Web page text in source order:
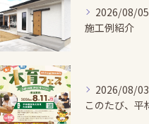
2026/08/05
施工例紹介
2026/08/03